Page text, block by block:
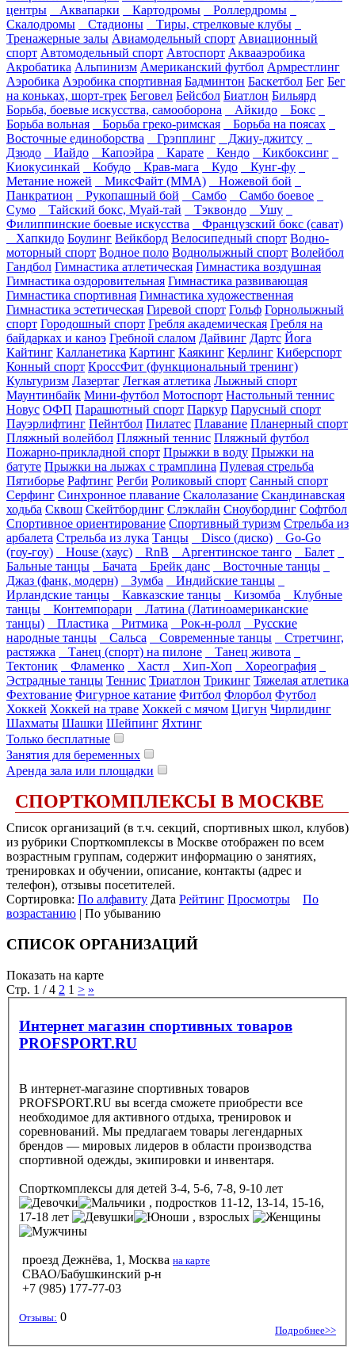
центры
Аквапарки Картодромы
Роллердромы
Скалодромы
Стадионы
Тиры, стрелковые клубы
Тренажерные залы Авиамодельный спорт Авиационный
спорт Автомодельный спорт Автоспорт Аквааэробика
Акробатика Альпинизм Американский футбол Армрестлинг
Аэробика Аэробика спортивная Бадминтон Баскетбол Бег Бег
на коньках, шорт-трек Беговел Бейсбол Биатлон Бильярд
Борьба, боевые искусства, самооборона
Айкидо
Бокс
Борьба вольная
Борьба греко-римская
Борьба на поясах
Восточные единоборства
Грэпплинг
Джиу-джитсу
Дзюдо
Иайдо Капоэйра Карате Кендо
Кикбоксинг
Киокусинкай
Кобудо Крав-мага Кудо
Кунг-фу
Метание ножей
МиксФайт (ММА)
Ножевой бой
Панкратион
Рукопашный бой Самбо
Самбо боевое
Сумо
Тайский бокс, Муай-тай Тэквондо
Ушу
Филиппинские боевые искусства
Французский бокс (сават)
Хапкидо Боулинг Вейкборд Велосипедный спорт Водно-
моторный спорт Водное поло Воднолыжный спорт Волейбол
Гандбол Гимнастика атлетическая Гимнастика воздушная
Гимнастика оздоровительная Гимнастика развивающая
Гимнастика спортивная Гимнастика художественная
Гимнастика эстетическая Гиревой спорт Гольф Горнолыжный
спорт Городошный спорт Гребля академическая Гребля на
байдарках и каноэ Гребной слалом Дайвинг Дартс Йога
Кайтинг Калланетика Картинг Каякинг Керлинг Киберспорт
Конный спорт КроссФит (функциональный тренинг)
Культуризм Лазертаг Легкая атлетика Лыжный спорт
Маунтинбайк Мини-футбол Мотоспорт Настольный теннис
Новус ОФП Парашютный спорт Паркур Парусный спорт
Пауэрлифтинг Пейнтбол Пилатес Плавание Планерный спорт
Пляжный волейбол Пляжный теннис Пляжный футбол
Пожарно-прикладной спорт Прыжки в воду Прыжки на
батуте Прыжки на лыжах с трамплина Пулевая стрельба
Пятиборье Рафтинг Регби Роликовый спорт Санный спорт
Серфинг Синхронное плавание Скалолазание Скандинавская
ходьба Сквош Скейтбординг Слэклайн Сноубординг Софтбол
Спортивное ориентирование Спортивный туризм Стрельба из
арбалета Стрельба из лука Танцы Disco (диско)
Go-Go
(гоу-гоу)
House (хаус) RnB Аргентинское танго
Балет
Бальные танцы
Бачата Брейк данс
Восточные танцы
Джаз (фанк, модерн)
Зумба
Индийские танцы
Ирландские танцы
Кавказские танцы Кизомба
Клубные
танцы
Контемпорари
Латина (Латиноамериканские
танцы)
Пластика Ритмика Рок-н-ролл
Русские
народные танцы
Сальса Современные танцы
Стретчинг,
растяжка
Танец (спорт) на пилоне
Танец живота
Тектоник
Фламенко Хастл Хип-Хоп
Хореография
Эстрадные танцы Теннис Триатлон Трикинг Тяжелая атлетика
Фехтование Фигурное катание Фитбол Флорбол Футбол
Хоккей Хоккей на траве Хоккей с мячом Цигун Чирлидинг
Шахматы Шашки Шейпинг Яхтинг
Только бесплатные
Занятия для беременных
Аренда зала или площадки
СПОРТКОМПЛЕКСЫ В МОСКВЕ
Список организаций (в т.ч. секций, спортивных школ, клубов)
из рубрики Спорткомплексы в Москве отображен по всем
возрастным группам, содержит информацию о занятиях,
тренировках и обучении, описание, контакты (адрес и
телефон), отзывы посетителей.
Сортировка: По алфавиту Дата Рейтинг Просмотры
По
возрастанию | По убыванию
СПИСОК ОРГАНИЗАЦИЙ
Показать на карте
Стр. 1 / 4 2 1 > »
Интернет магазин спортивных товаров
PROFSPORT.RU
В интернет-магазине спортивных товаров
PROFSPORT.RU вы всегда сможете приобрести все
необходимое для активного отдыха, тренировок и
соревнований. Мы предлагаем товары легендарных
брендов — мировых лидеров в области производства
спортивной одежды, экипировки и инвентаря.
Спорткомплексы для детей 3-4, 5-6, 7-8, 9-10 лет
, подростков 11-12, 13-14, 15-16,
17-18 лет
, взрослых
проезд Дежнёва, 1, Москва на карте
СВАО/Бабушкинский р-н
+7 (985) 177-77-03
Отзывы: 0
Подробнее>>